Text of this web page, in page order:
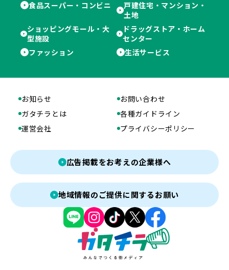
食品スーパー・コンビニ
戸建住宅・マンション・
土地
ショッピングモール・大
型施設
ドラッグストア・ホーム
センター
ファッション
生活サービス
お知らせ
お問い合わせ
ガタチラとは
各種ガイドライン
運営会社
プライバシーポリシー
広告掲載をお考えの企業様へ
地域情報のご提供に関するお願い